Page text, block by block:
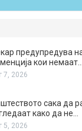
предупредува
кои немаат…
7, 2026
сака да
како да не…
5, 2026